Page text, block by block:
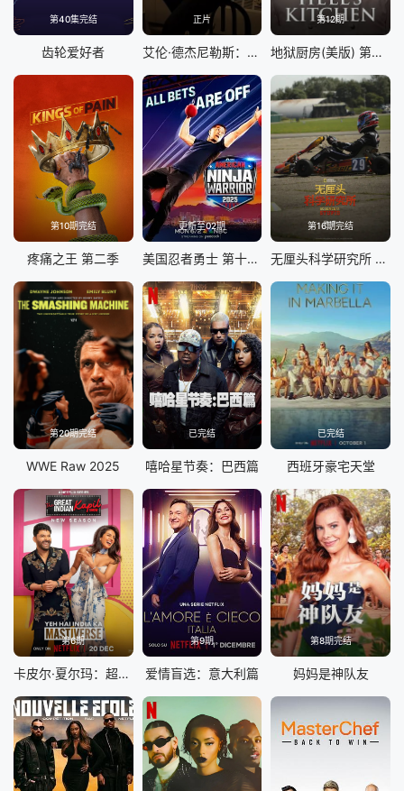
第40集完结
齿轮爱好者
正片
艾伦·德杰尼勒斯：请你许可
第12期
地狱厨房(美版) 第二十二季
第10期完结
疼痛之王 第二季
更新至02期
美国忍者勇士 第十八季
第16期完结
无厘头科学研究所 第八季
第20期完结
WWE Raw 2025
已完结
嘻哈星节奏：巴西篇
已完结
西班牙豪宅天堂
第6期
卡皮尔·夏尔玛：超级印度喜剧秀 第四季
第9期
爱情盲选：意大利篇
第8期完结
妈妈是神队友